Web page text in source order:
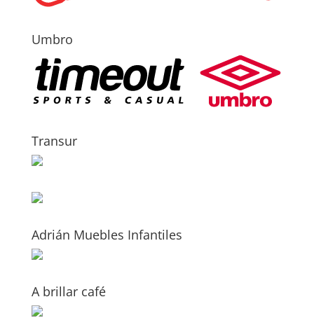
Umbro
Transur
Adrián Muebles Infantiles
A brillar café